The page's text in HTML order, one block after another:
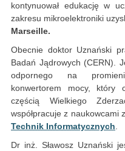
kontynuował edukację w
zakresu mikroelektroniki
Marseille.
Obecnie doktor Uznański
Badań Jądrowych (CERN).
odpornego na
konwertorem mocy, który
częścią Wielkiego
współpracuje z naukowcami
Technik Informatycznych.
Dr inż. Sławosz Uznański